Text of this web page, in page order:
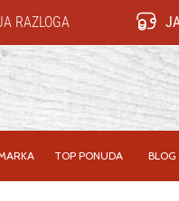
RAZLOGA
TOP PONUDA BLOG